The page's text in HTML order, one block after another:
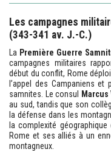
Les campagnes
(343-341 av. J.-C.)
La Première Guerre
campagnes militaires
début du conflit, Rome
l’appel des Campaniens
samnites. Le consul
au sud, tandis que son
la défense dans les
la complexité
Rome et ses alliés à un
montagneux.